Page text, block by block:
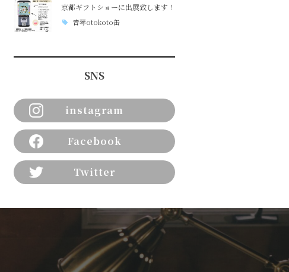
京都ギフトショーに出展致します！
音琴otokoto缶
SNS
instagram
Facebook
Twitter